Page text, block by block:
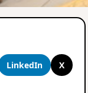
LinkedIn
X